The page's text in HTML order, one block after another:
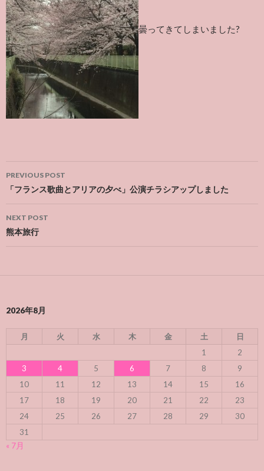
曇ってきてしまいました?
Post
navigation
PREVIOUS POST
「フランス歌曲とアリアの夕べ」公演チラシアップしました
NEXT POST
熊本旅行
2026年8月
月 火 水 木 金 土
日
1
2
3
4 5 6 7 8
9
10
11 12 13 14 15
16
17
18 19 20 21 22
23
24
25 26 27 28 29
30
31
« 7月